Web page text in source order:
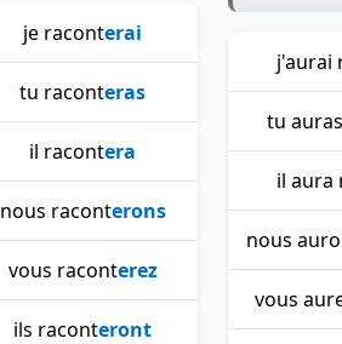
je raconterai
tu raconteras
il racontera
nous raconterons
vous raconterez
ils raconteront
j'aurai
tu
il aura
nous
vous